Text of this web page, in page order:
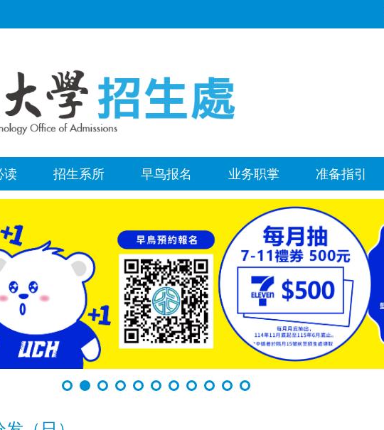
读 招生系所 早鸟报名 业务职掌 准备指引